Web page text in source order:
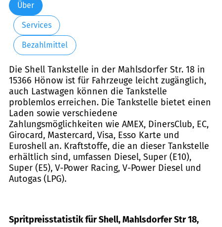
Über
Services
Bezahlmittel
Die Shell Tankstelle in der Mahlsdorfer Str. 18 in
15366 Hönow ist für Fahrzeuge leicht zugänglich,
auch Lastwagen können die Tankstelle
problemlos erreichen. Die Tankstelle bietet einen
Laden sowie verschiedene
Zahlungsmöglichkeiten wie AMEX, DinersClub, EC,
Girocard, Mastercard, Visa, Esso Karte und
Euroshell an. Kraftstoffe, die an dieser Tankstelle
erhältlich sind, umfassen Diesel, Super (E10),
Super (E5), V-Power Racing, V-Power Diesel und
Autogas (LPG).
Spritpreisstatistik für Shell, Mahlsdorfer Str 18,